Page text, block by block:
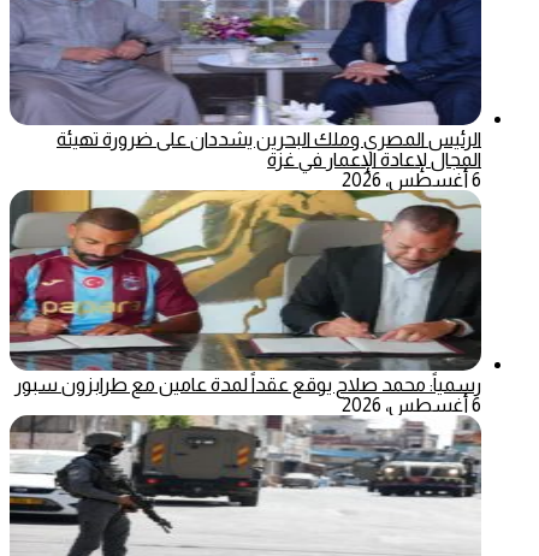
الرئيس المصري وملك البحرين يشددان على ضرورة تهيئة
المجال لإعادة الإعمار في غزة
6 أغسطس، 2026
رسمياً: محمد صلاح يوقع عقداً لمدة عامين مع طرابزون سبور
6 أغسطس، 2026